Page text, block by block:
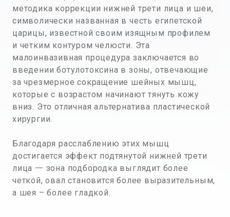
методика коррекции нижней трети лица и шеи,
символически названная в честь египетской
царицы, известной своим изящным профилем
и четким контуром челюсти. Эта
малоинвазивная процедура заключается во
введении ботулотоксина в зоны, отвечающие
за чрезмерное сокращение шейных мышц,
которые с возрастом начинают тянуть кожу
вниз. Это отличная альтернатива пластической
хирургии.
Благодаря расслаблению этих мышц
достигается эффект подтянутой нижней трети
лица 一 зона подбородка выглядит более
четкой, овал становится более выразительным,
а шея – более гладкой.